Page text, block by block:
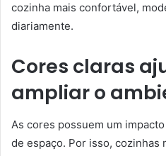
cozinha mais confortável,
diariamente.
Cores claras
ampliar o
As cores possuem um
de espaço. Por isso, cozinhas